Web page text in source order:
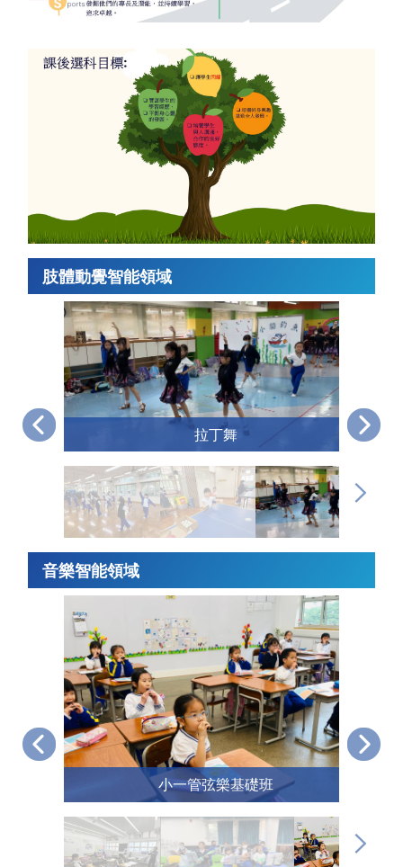
肢體動覺智能領域
拉丁舞
音樂智能領域
小一管弦樂基礎班